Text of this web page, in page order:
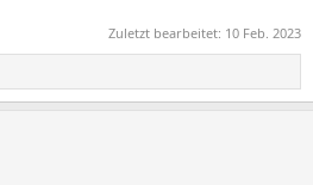
Zuletzt bearbeitet: 10 Feb. 2023